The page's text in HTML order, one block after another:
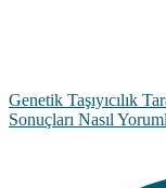
Genetik Taşıyıcılık
Sonuçları Nasıl